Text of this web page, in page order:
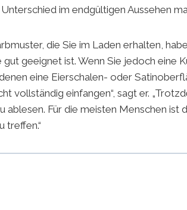
im endgültigen Aussehen
die Sie im Laden erhalten,
gut geeignet ist. Wenn Sie jedoch eine
eine Eierschalen- oder
vollständig einfangen“, sagt er.
ablesen. Für die meisten Menschen ist
treffen.“